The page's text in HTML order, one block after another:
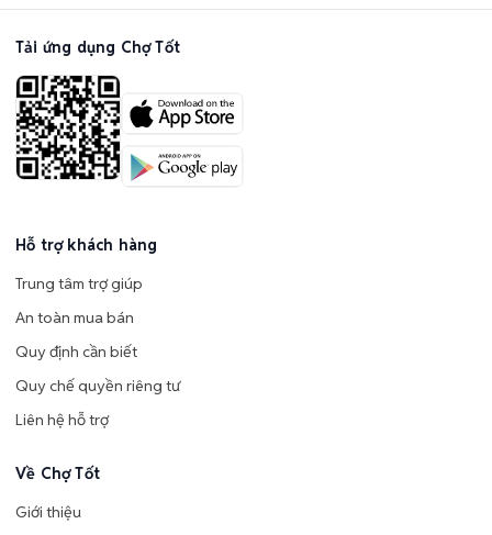
Tải ứng dụng Chợ Tốt
Hỗ trợ khách hàng
Trung tâm trợ giúp
An toàn mua bán
Quy định cần biết
Quy chế quyền riêng tư
Liên hệ hỗ trợ
Về Chợ Tốt
Giới thiệu